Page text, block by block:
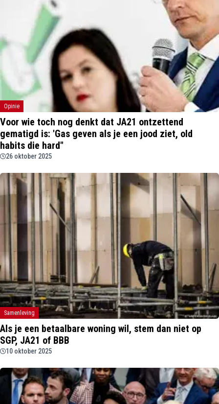
Opinie
Voor wie toch nog denkt dat JA21 ontzettend
gematigd is: 'Gas geven als je een jood ziet, old
habits die hard"
26 oktober 2025
Samenleving
Als je een betaalbare woning wil, stem dan niet op
SGP, JA21 of BBB
10 oktober 2025